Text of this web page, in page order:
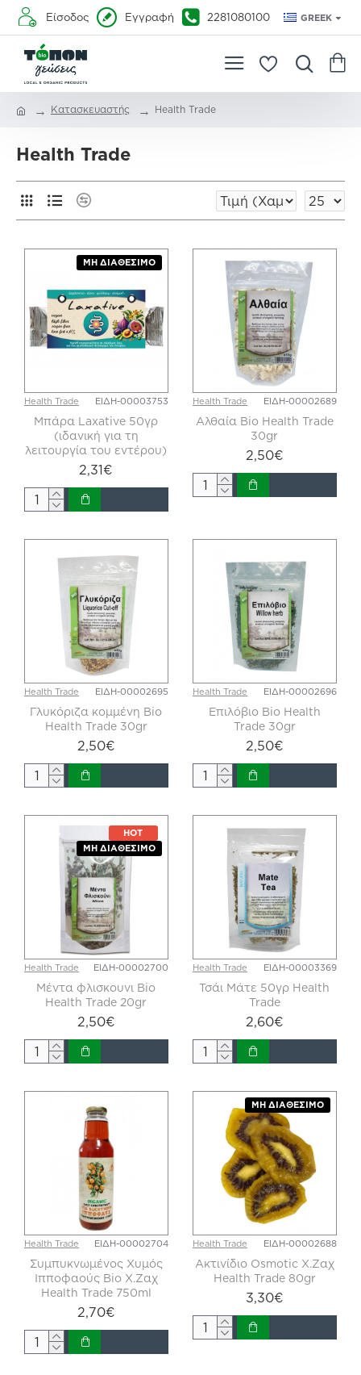
Είσοδος Εγγραφή 2281080100 GREEK
Κατασκευαστής Health Trade
Health Trade
ΜΗ ΔΙΑΘΈΣΙΜΟ
Health Trade ΕΙΔΗ-00003753
Μπάρα Laxative 50γρ
(ιδανική για τη
λειτουργία του εντέρου)
2,31€
Health Trade ΕΙΔΗ-00002689
Αλθαία Bio Health Trade
30gr
2,50€
Health Trade ΕΙΔΗ-00002695
Γλυκόριζα κομμένη Bio
Health Trade 30gr
2,50€
Health Trade ΕΙΔΗ-00002696
Επιλόβιο Bio Health
Trade 30gr
2,50€
HOT
ΜΗ ΔΙΑΘΈΣΙΜΟ
Health Trade ΕΙΔΗ-00002700
Μέντα φλισκουνι Bio
Health Trade 20gr
2,50€
Health Trade ΕΙΔΗ-00003369
Τσάι Μάτε 50γρ Health
Trade
2,60€
Health Trade ΕΙΔΗ-00002704
Συμπυκνωμένος Χυμός
Ιπποφαούς Bio Χ.Ζαχ
Health Trade 750ml
2,70€
ΜΗ ΔΙΑΘΈΣΙΜΟ
Health Trade ΕΙΔΗ-00002688
Ακτινίδιο Osmotic X.Zαχ
Health Trade 80gr
3,30€